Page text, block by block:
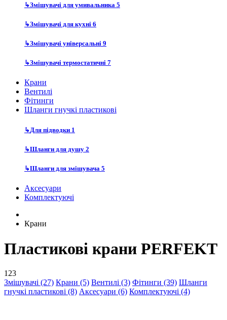
↳Змішувачі для умивальника 5
↳Змішувачі для кухні 6
↳Змішувачі універсальні 9
↳Змішувачі термостатичні 7
Крани
Вентилі
Фітинги
Шланги гнучкі пластикові
↳Для підводки 1
↳Шланги для душу 2
↳Шланги для змішувача 5
Аксесуари
Комплектуючі
Крани
Пластикові крани PERFEKT
123
Змішувачі (27) Крани (5) Вентилі (3) Фітинги (39) Шланги
гнучкі пластикові (8) Аксесуари (6) Комплектуючі (4)